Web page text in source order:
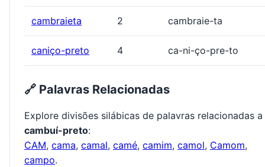
cambraieta 2 cambraie-ta
caniço-preto 4 ca-ni-ço-pre-to
🔗 Palavras Relacionadas
Explore divisões silábicas de palavras relacionadas a
cambuí-preto:
CAM, cama, camal, camé, camim, camol, Camom,
campo.